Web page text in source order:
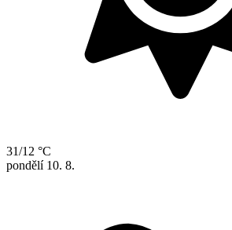
31/12 °C
pondělí 10. 8.